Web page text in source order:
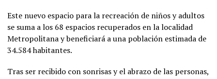
Este nuevo espacio para la recreación de niños y adultos
se suma a los 68 espacios recuperados en la localidad
Metropolitana y beneficiará a una población estimada de
34.584 habitantes.
Tras ser recibido con sonrisas y el abrazo de las personas,